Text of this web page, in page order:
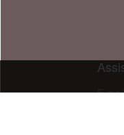
E-